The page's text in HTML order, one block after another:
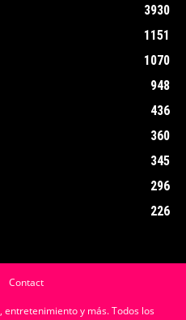
3930
1151
1070
948
436
360
345
296
226
Contact
y más. Todos los